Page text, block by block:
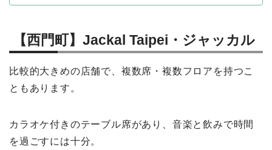
【西門町】Jackal Taipei・ジャッカル
比較的大きめの店舗で、複数席・複数フロアを持つこ
ともあります。
カラオケ付きのテーブル席があり、音楽と飲みで時間
を過ごすには十分。